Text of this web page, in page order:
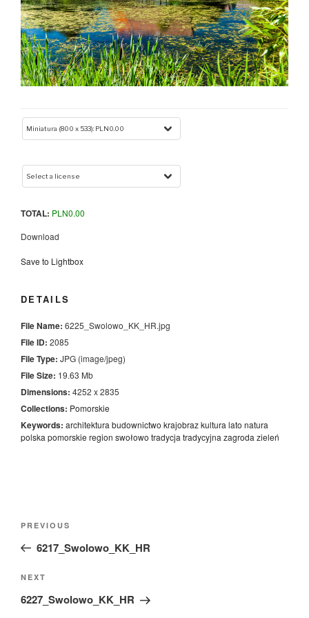
TOTAL: PLN0.00
Download
Save to Lightbox
DETAILS
File Name: 6225_Swolowo_KK_HR.jpg
File ID: 2085
File Type: JPG (image/jpeg)
File Size: 19.63 Mb
Dimensions: 4252 x 2835
Collections: Pomorskie
Keywords: architektura budownictwo krajobrazkultura lato natura
polska pomorskie region swołowo tradycja tradycyjna zagroda zieleń
Previous
Post
PREVIOUS
6217_Swolowo_KK_HR
Next
Post
NEXT
6227_Swolowo_KK_HR